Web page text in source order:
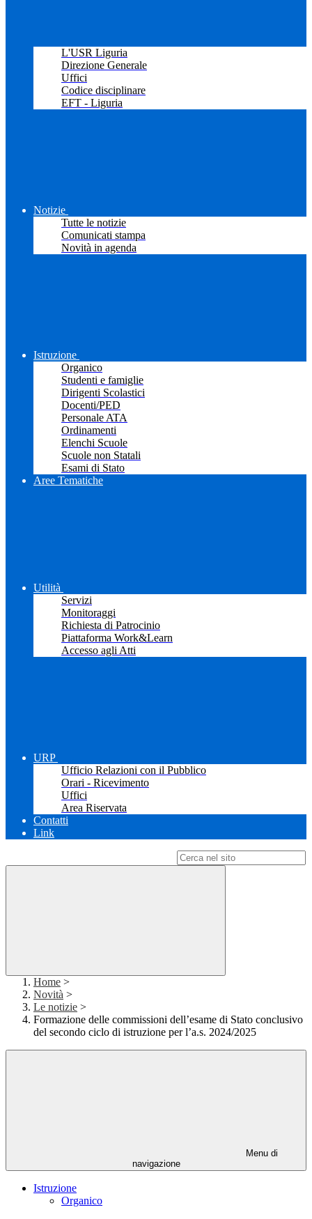
L'USR Liguria
Direzione Generale
Uffici
Codice disciplinare
EFT - Liguria
Notizie
Tutte le notizie
Comunicati stampa
Novità in agenda
Istruzione
Organico
Studenti e famiglie
Dirigenti Scolastici
Docenti/PED
Personale ATA
Ordinamenti
Elenchi Scuole
Scuole non Statali
Esami di Stato
Aree Tematiche
Utilità
Servizi
Monitoraggi
Richiesta di Patrocinio
Piattaforma Work&Learn
Accesso agli Atti
URP
Ufficio Relazioni con il Pubblico
Orari - Ricevimento
Uffici
Area Riservata
Contatti
Link
Home >
Novità >
Le notizie >
Formazione delle commissioni dell’esame di Stato conclusivo
del secondo ciclo di istruzione per l’a.s. 2024/2025
Menu di
navigazione
Istruzione
Organico